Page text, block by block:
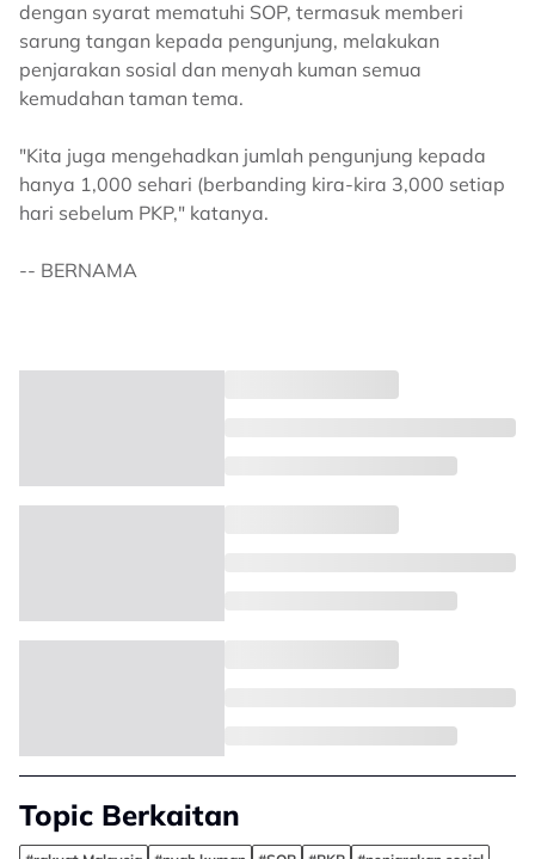
dengan syarat mematuhi SOP, termasuk memberi
sarung tangan kepada pengunjung, melakukan
penjarakan sosial dan menyah kuman semua
kemudahan taman tema.
"Kita juga mengehadkan jumlah pengunjung kepada
hanya 1,000 sehari (berbanding kira-kira 3,000 setiap
hari sebelum PKP," katanya.
-- BERNAMA
Topic Berkaitan